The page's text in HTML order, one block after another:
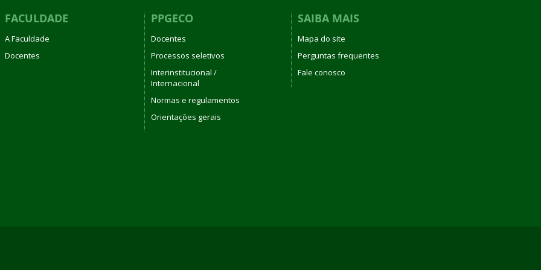
FACULDADE
A Faculdade
Docentes
PPGECO
Docentes
Processos seletivos
Interinstitucional /
Internacional
Normas e regulamentos
Orientações gerais
SAIBA MAIS
Mapa do site
Perguntas frequentes
Fale conosco